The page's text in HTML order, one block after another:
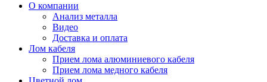
О компании
Анализ металла
Видео
Доставка и оплата
Лом кабеля
Прием лома алюминиевого кабеля
Прием лома медного кабеля